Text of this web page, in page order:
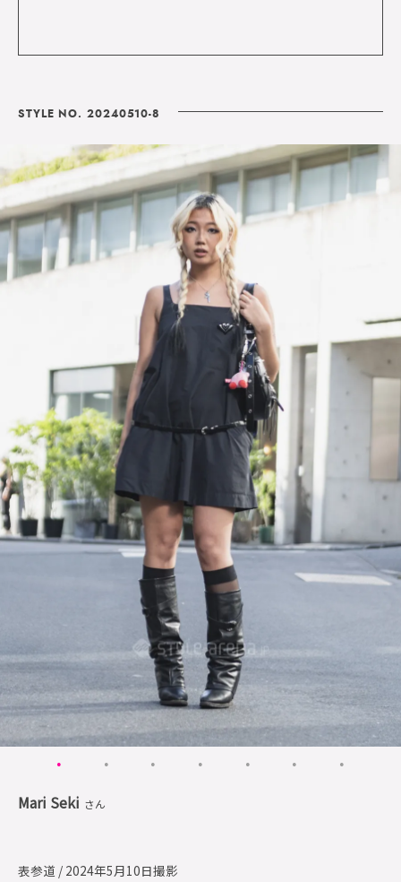
STYLE NO. 20240510-8
Mari Seki さん
表参道 / 2024年5月10日撮影